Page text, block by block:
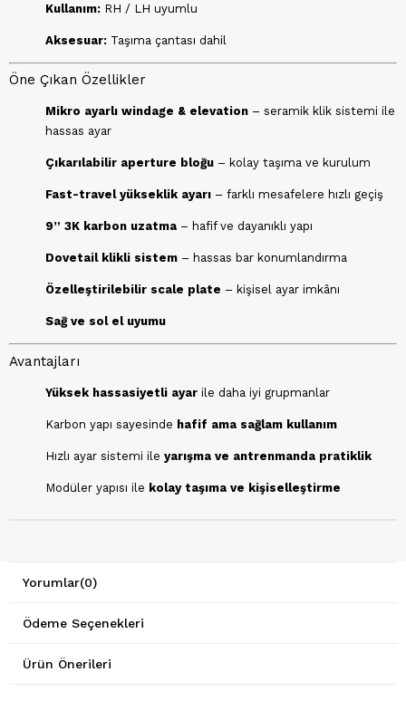
Kullanım: RH / LH uyumlu
Aksesuar: Taşıma çantası dahil
Öne Çıkan Özellikler
Mikro ayarlı windage & elevation – seramik klik sistemi ile
hassas ayar
Çıkarılabilir aperture bloğu – kolay taşıma ve kurulum
Fast-travel yükseklik ayarı – farklı mesafelere hızlı geçiş
9” 3K karbon uzatma – hafif ve dayanıklı yapı
Dovetail klikli sistem – hassas bar konumlandırma
Özelleştirilebilir scale plate – kişisel ayar imkânı
Sağ ve sol el uyumu
Avantajları
Yüksek hassasiyetli ayar ile daha iyi grupmanlar
Karbon yapı sayesinde hafif ama sağlam kullanım
Hızlı ayar sistemi ile yarışma ve antrenmanda pratiklik
Modüler yapısı ile kolay taşıma ve kişiselleştirme
Yorumlar(0)
Ödeme Seçenekleri
Ürün Önerileri